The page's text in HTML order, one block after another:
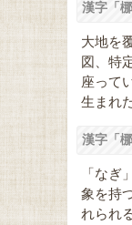
漢字「
大地を
図、特
座って
生まれ
漢字「
「なぎ
象を持
れられ